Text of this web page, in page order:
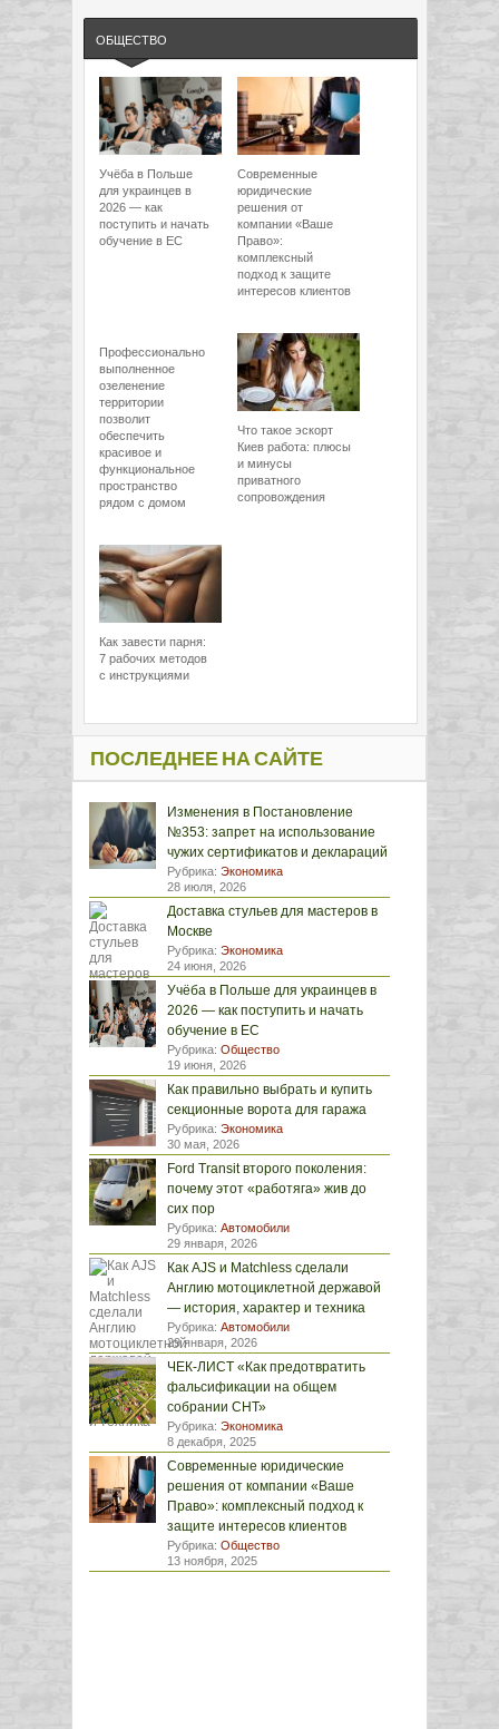
ОБЩЕСТВО
Учёба в Польше
для украинцев в
2026 — как
поступить и начать
обучение в ЕС
Современные
юридические
решения от
компании «Ваше
Право»:
комплексный
подход к защите
интересов клиентов
Профессионально
выполненное
озеленение
территории
позволит
обеспечить
красивое и
функциональное
пространство
рядом с домом
Что такое эскорт
Киев работа: плюсы
и минусы
приватного
сопровождения
Как завести парня:
7 рабочих методов
с инструкциями
ПОСЛЕДНЕЕ НА САЙТЕ
Изменения в Постановление
№353: запрет на использование
чужих сертификатов и деклараций
Рубрика: Экономика
28 июля, 2026
Доставка стульев для мастеров в
Москве
Рубрика: Экономика
24 июня, 2026
Учёба в Польше для украинцев в
2026 — как поступить и начать
обучение в ЕС
Рубрика: Общество
19 июня, 2026
Как правильно выбрать и купить
секционные ворота для гаража
Рубрика: Экономика
30 мая, 2026
Ford Transit второго поколения:
почему этот «работяга» жив до
сих пор
Рубрика: Автомобили
29 января, 2026
Как AJS и Matchless сделали
Англию мотоциклетной державой
— история, характер и техника
Рубрика: Автомобили
29 января, 2026
ЧЕК-ЛИСТ «Как предотвратить
фальсификации на общем
собрании СНТ»
Рубрика: Экономика
8 декабря, 2025
Современные юридические
решения от компании «Ваше
Право»: комплексный подход к
защите интересов клиентов
Рубрика: Общество
13 ноября, 2025